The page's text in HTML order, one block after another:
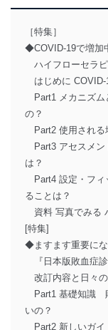
［特集］
◆COVID-19で増加
ハイフローセラピ
はじめに COVID-
Part1 メカニズム
の？
Part2 使用される
Part3 アセスメン
は？
Part4 設定・フィ
ることは？
資料 写真でみる
[特集]
◆ますます重要にな
『日本版敗血症診
改訂内容と日々
Part1 基礎知識
いの？
Part2 新しいガイ